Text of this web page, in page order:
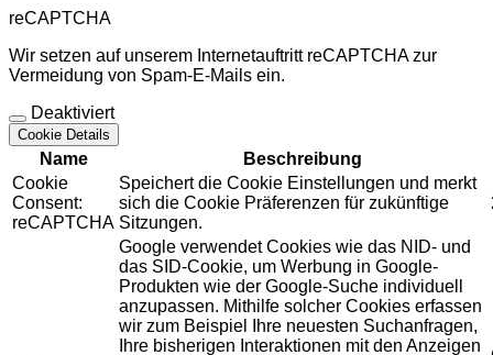
reCAPTCHA
Wir setzen auf unserem Internetauftritt reCAPTCHA zur
Vermeidung von Spam-E-Mails ein.
Deaktiviert
Cookie Details
Name
Beschreibung
Cookie
Consent:
reCAPTCHA
Speichert die Cookie Einstellungen und merkt
sich die Cookie Präferenzen für zukünftige
Sitzungen.
Google verwendet Cookies wie das NID- und
das SID-Cookie, um Werbung in Google-
Produkten wie der Google-Suche individuell
anzupassen. Mithilfe solcher Cookies erfassen
wir zum Beispiel Ihre neuesten Suchanfragen,
Ihre bisherigen Interaktionen mit den Anzeigen